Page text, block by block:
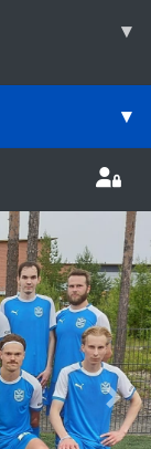
▾
▾